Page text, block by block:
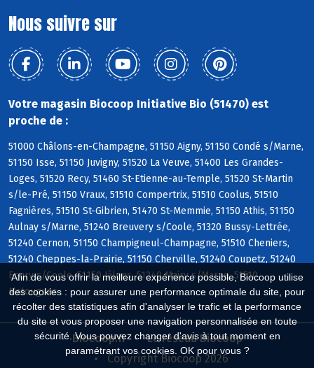
Afin de vous offrir la meilleure expérience possible, Biocoop utilise
des cookies : pour assurer une performance optimale du site, pour
récolter des statistiques afin d'analyser le trafic et la performance
du site et vous proposer une navigation personnalisée en toute
sécurité. Vous pouvez changer d'avis à tout moment en
paramétrant vos cookies. OK pour vous ?
Nous suivre sur
Votre magasin Biocoop Initiative Bio (51470) est
proche de :
51000 Châlons-en-Champagne, 51150 Aigny, 51150 Condé s/Marne,
51150 Isse, 51150 Juvigny, 51520 La Veuve, 51400 Les Grandes-
Loges, 51520 Recy, 51460 St-Etienne-au-Temple, 51520 St-Martin
s/le-Pré, 51150 Vraux, 51510 Compertrix, 51510 Coolus, 51510
Fagnières, 51510 St-Gibrien, 51470 St-Memmie, 51150 Athis, 51150
Aulnay s/Marne, 51240 Breuvery s/Coole, 51320 Bussy-Lettrée,
51240 Cernon, 51150 Champigneul-Champagne, 51510 Cheniers,
51240 Cheppes-la-Prairie, 51150 Cherville, 51240 Coupetz, 51240
Ecury s/Coole, 51150 Jâlons, 51240 Mairy s/Marne, 51510
Matougues
Biocoop.fr
Le réseau Biocoop
Copyright Biocoop 2026